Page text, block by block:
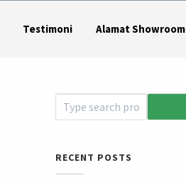
Testimoni Alamat Showroom
RECENT POSTS